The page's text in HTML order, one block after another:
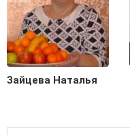
Зайцева Наталья